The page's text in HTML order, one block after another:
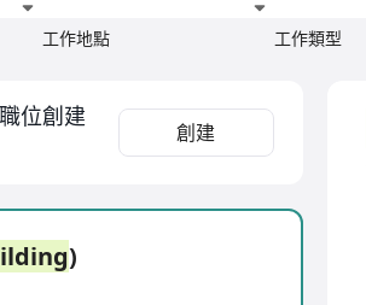
工作地點 工作類型
位創建
創建
)